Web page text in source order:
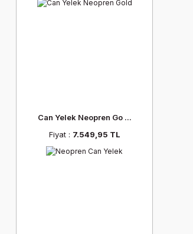
Can Yelek Neopren Go ...
Fiyat : 7.549,95 TL